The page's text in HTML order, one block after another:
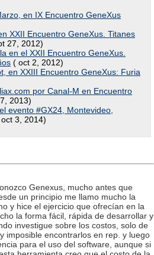
en IX Encuentro GeneXus
XXII Encuentro GeneXus. Titanes
27, 2012)
en el XXII Encuentro GeneXus.
( oct 2, 2012)
en XXIII Encuentro GeneXus: Furia
por Canal-M en Encuentro
2013)
evento #GX24, Montevideo,
3, 2014)
Genexus, mucho antes que
un principio me llamo mucho la
y hice el ejercicio que ofrecían en la
la forma fácil, rápida de desarrollar y
investigue sobre los costos, solo de
imposible encontrarlos en rep. y luego
para el uso del software, aunque si